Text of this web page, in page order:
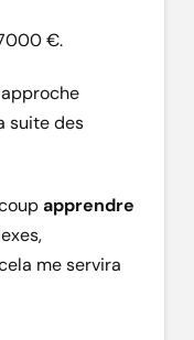
€.
suite des
apprendre
me servira